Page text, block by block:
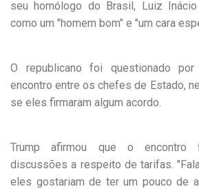
seu homólogo do Brasil, Luiz
como um "homem bom" e "um cara
O republicano foi questionado
encontro entre os chefes de Estado,
se eles firmaram algum acordo.
Trump afirmou que o encontro
discussões a respeito de tarifas.
eles gostariam de ter um pouco de